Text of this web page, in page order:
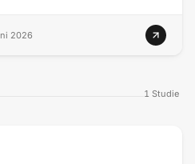
2026
1 Studie